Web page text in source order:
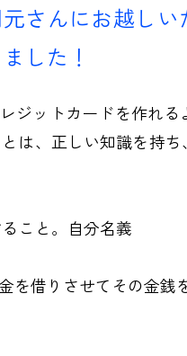
さんにお越し
した！
ジットカードを作れ
は、正しい知識を持
契約すること。
を借りさせてその金銭